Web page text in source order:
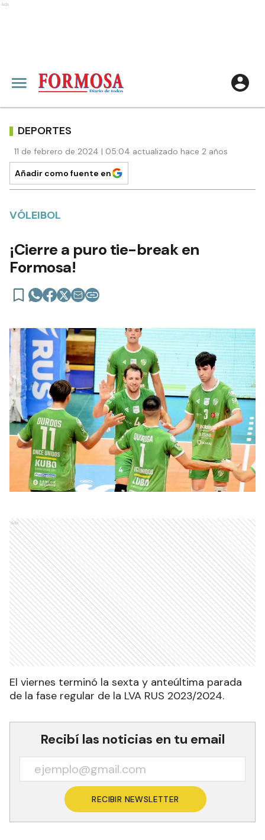
Ads
DEPORTES
11 de febrero de 2024 | 05:04 actualizado hace 2 años
Añadir como fuente en
VÓLEIBOL
¡Cierre a puro tie-break en
Formosa!
Ads
El viernes terminó la sexta y anteúltima parada
de la fase regular de la LVA RUS 2023/2024.
Recibí las noticias en tu email
RECIBIR NEWSLETTER